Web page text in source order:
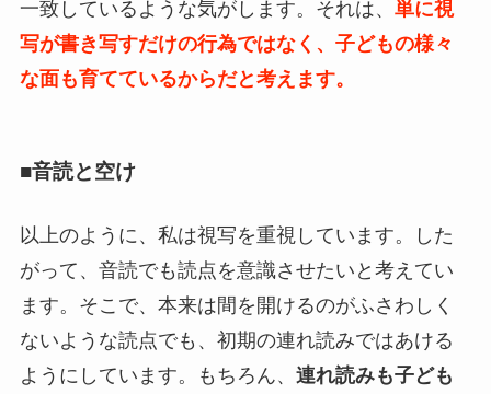
一致しているような気がします。それは、 単に視
写が書き写すだけの行為ではなく、子どもの様々
な面も育てているからだと考えます。
■音読と空け
以上のように、私は視写を重視しています。した
がって、音読でも読点を意識させたいと考えてい
ます。そこで、本来は間を開けるのがふさわしく
ないような読点でも、初期の連れ読みではあける
ようにしています。もちろん、 連れ読みも子ども